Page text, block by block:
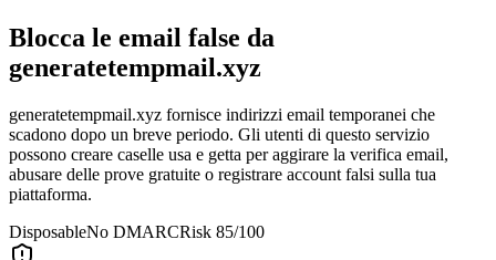
Blocca le email false da
generatetempmail.xyz
generatetempmail.xyz fornisce indirizzi email temporanei che
scadono dopo un breve periodo. Gli utenti di questo servizio
possono creare caselle usa e getta per aggirare la verifica email,
abusare delle prove gratuite o registrare account falsi sulla tua
piattaforma.
DisposableNo DMARCRisk 85/100